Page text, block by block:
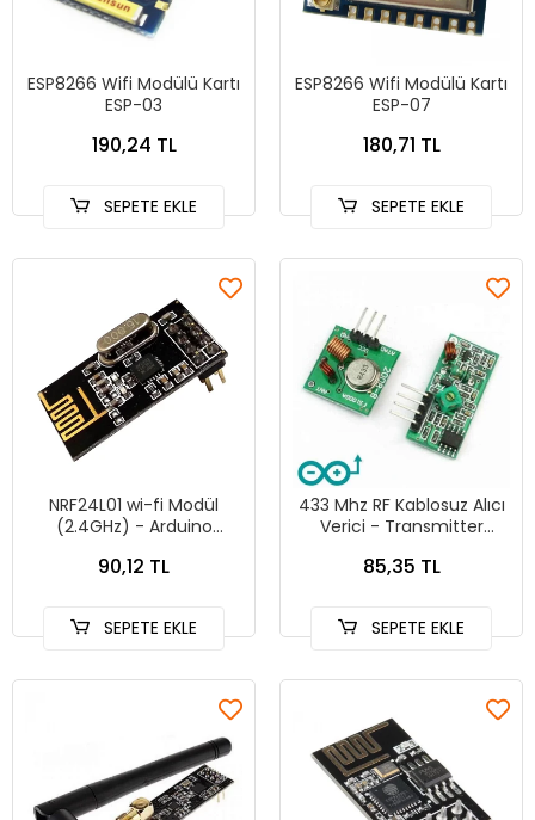
ESP8266 Wifi Modülü Kartı
ESP-03
190,24 TL
SEPETE EKLE
ESP8266 Wifi Modülü Kartı
ESP-07
180,71 TL
SEPETE EKLE
NRF24L01 wi-fi Modül
(2.4GHz) - Arduino
90,12 TL
SEPETE EKLE
433 Mhz RF Kablosuz Alıcı
Verici - Transmitter
85,35 TL
SEPETE EKLE